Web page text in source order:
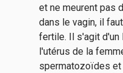
et ne meurent pas
dans le vagin, il
fertile. Il s'agit d'un
l'utérus de la
spermatozoïdes